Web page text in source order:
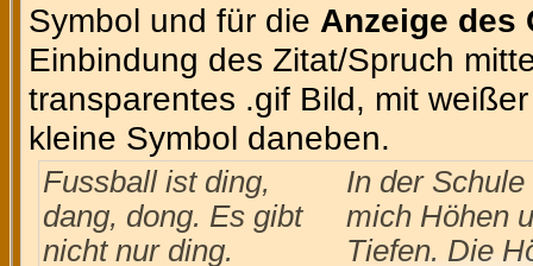
Symbol und für die Anzeige des
Einbindung des Zitat/Spruch
transparentes .gif Bild, mit
kleine Symbol daneben.
Fussball ist ding,
dang, dong. Es gibt
nicht nur ding.
In der Schule
mich Höhen
Tiefen. Die